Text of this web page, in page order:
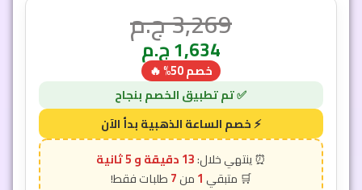
3,269ج.م
1,634ج.م
خصم 50% 🔥
13 دقيقة و 2 ثانية
1
7